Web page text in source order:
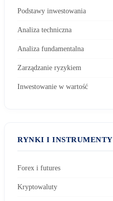
Podstawy inwestowania
Analiza techniczna
Analiza fundamentalna
Zarządzanie ryzykiem
Inwestowanie w wartość
RYNKI I INSTRUMENTY
Forex i futures
Kryptowaluty